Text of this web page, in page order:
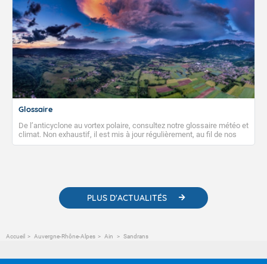
Glossaire
De l’anticyclone au vortex polaire, consultez notre glossaire météo et
climat. Non exhaustif, il est mis à jour régulièrement, au fil de nos
publications. Vous y trouverez également des liens utiles vers nos
PLUS D'ACTUALITÉS
Accueil Auvergne-Rhône-Alpes Ain Sandrans